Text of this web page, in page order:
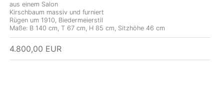
aus einem Salon
Kirschbaum massiv und furniert
Rügen um 1910, Biedermeierstil
Maße: B 140 cm, T 67 cm, H 85 cm, Sitzhöhe 46 cm
4.800,00 EUR